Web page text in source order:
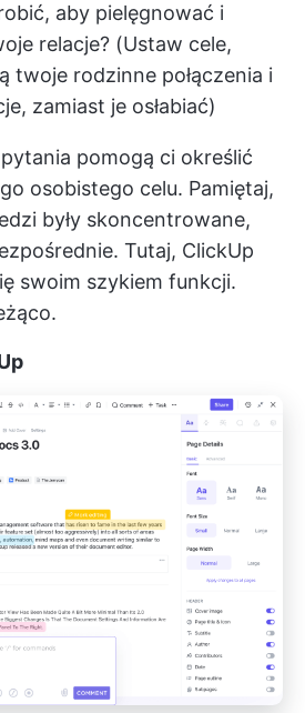
aby pielęgnować i
relacje? (Ustaw cele,
twoje rodzinne połączenia i
zamiast je osłabiać)
pomogą ci określić
osobistego celu. Pamiętaj,
były skoncentrowane,
Tutaj, ClickUp
swoim szykiem funkcji.